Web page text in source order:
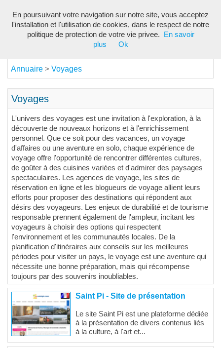
Annuaire > Voyages
Voyages
L'univers des voyages est une invitation à l'exploration, à la
découverte de nouveaux horizons et à l'enrichissement
personnel. Que ce soit pour des vacances, un voyage
d'affaires ou une aventure en solo, chaque expérience de
voyage offre l'opportunité de rencontrer différentes cultures,
de goûter à des cuisines variées et d'admirer des paysages
spectaculaires. Les agences de voyage, les sites de
réservation en ligne et les blogueurs de voyage allient leurs
efforts pour proposer des destinations qui répondent aux
désirs des voyageurs. Les enjeux de durabilité et de tourisme
responsable prennent également de l'ampleur, incitant les
voyageurs à choisir des options qui respectent
l'environnement et les communautés locales. De la
planification d'itinéraires aux conseils sur les meilleures
périodes pour visiter un pays, le voyage est une aventure qui
nécessite une bonne préparation, mais qui récompense
toujours par des souvenirs inoubliables.
Saint Pi - Site de présentation
Le site Saint Pi est une plateforme dédiée
à la présentation de divers contenus liés
à la culture, à l'art et...
En poursuivant votre navigation sur notre site, vous acceptez
l'installation et l'utilisation de cookies, dans le respect de notre
politique de protection de votre vie privee.
En savoir
plus
Ok